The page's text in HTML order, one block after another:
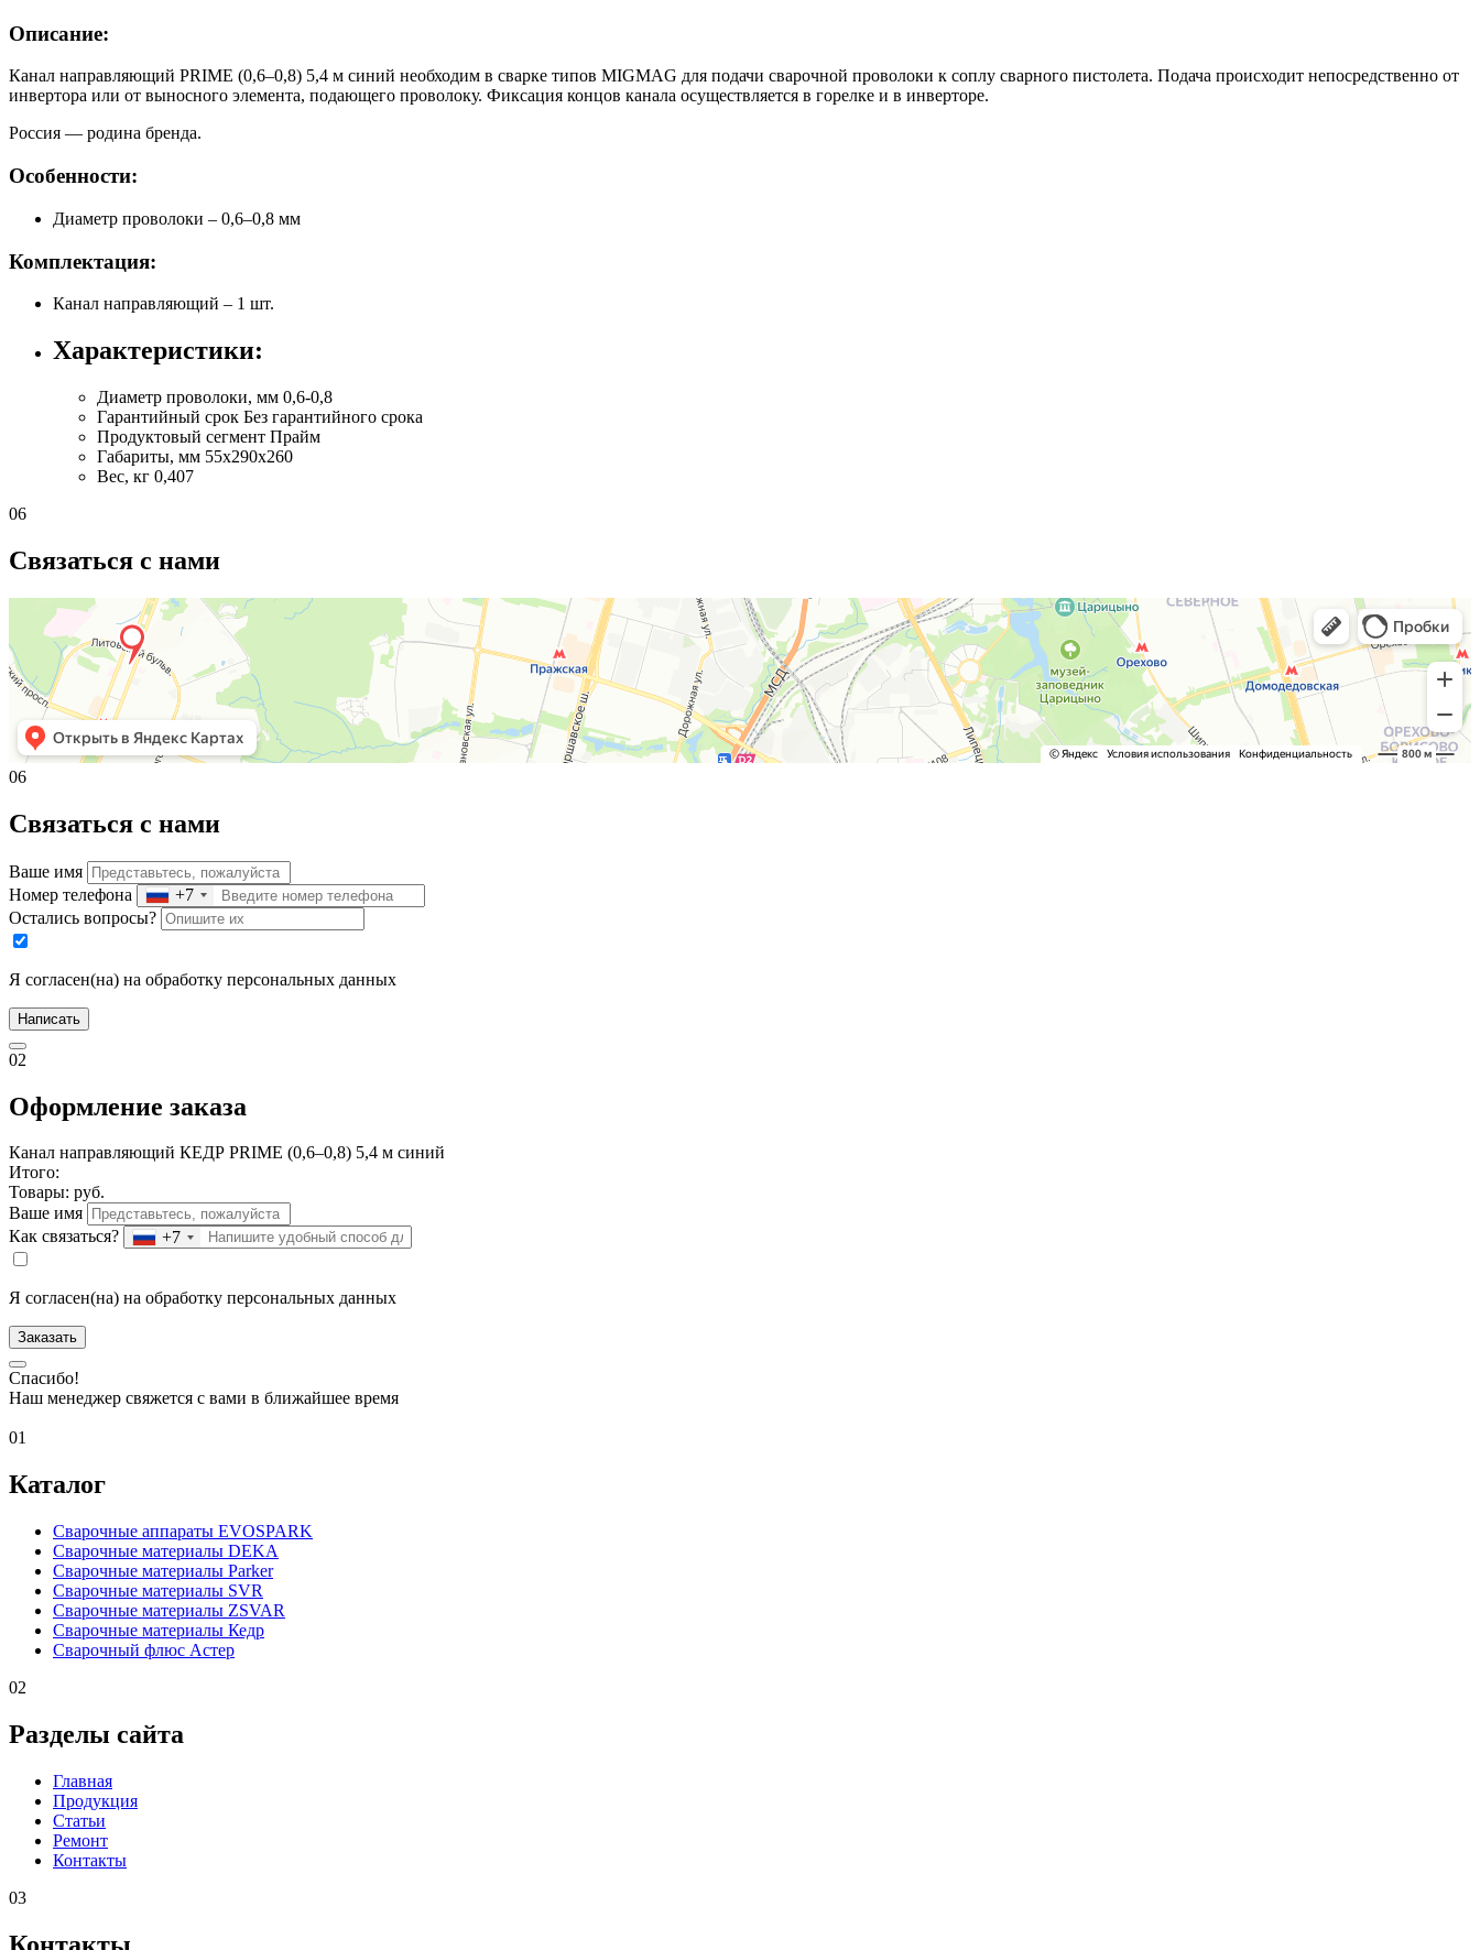
Описание:
Канал направляющий PRIME (0,6–0,8) 5,4 м синий необходим в сварке типов MIGMAG для подачи сварочной проволоки к соплу сварного пистолета. Подача происходит непосредственно от
инвертора или от выносного элемента, подающего проволоку. Фиксация концов канала осуществляется в горелке и в инверторе.
Россия — родина бренда.
Особенности:
Диаметр проволоки – 0,6–0,8 мм
Комплектация:
Канал направляющий – 1 шт.
Характеристики:
Диаметр проволоки, мм 0,6-0,8
Гарантийный срок Без гарантийного срока
Продуктовый сегмент Прайм
Габариты, мм 55х290х260
Вес, кг 0,407
06
Связаться с нами
06
Связаться с нами
Ваше имя
Номер телефона
+7
Остались вопросы?
Я согласен(на) на обработку персональных данных
Написать
02
Оформление заказа
Канал направляющий КЕДР PRIME (0,6–0,8) 5,4 м синий
Итого:
Товары: руб.
Ваше имя
Как связаться?
+7
Я согласен(на) на обработку персональных данных
Заказать
Спасибо!
Наш менеджер свяжется с вами в ближайшее время
01
Каталог
Сварочные аппараты EVOSPARK
Сварочные материалы DEKA
Сварочные материалы Parker
Сварочные материалы SVR
Сварочные материалы ZSVAR
Сварочные материалы Кедр
Сварочный флюс Астер
02
Разделы сайта
Главная
Продукция
Статьи
Ремонт
Контакты
03